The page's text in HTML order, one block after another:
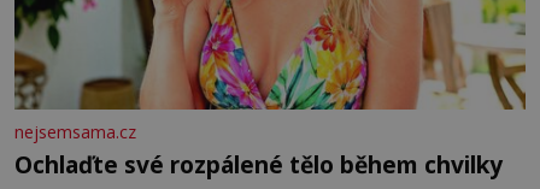
nejsemsama.cz
Ochlaďte své rozpálené tělo během chvilky